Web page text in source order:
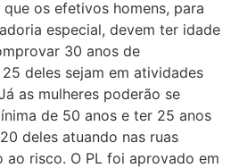
os efetivos homens, para
especial, devem ter idade
30 anos de
deles sejam em atividades
as mulheres poderão se
de 50 anos e ter 25 anos
deles atuando nas ruas
risco. O PL foi aprovado em